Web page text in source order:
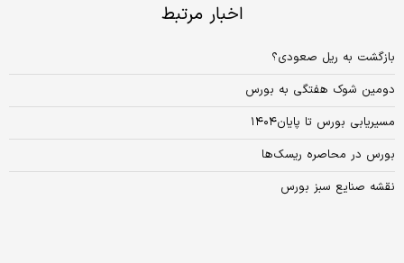
اخبار مرتبط
بازگشت به ریل صعودی؟
دومین شوک هفتگی به بورس
مسیریابی بورس تا پایان۱۴۰۴
بورس در محاصره ریسک‌ها
نقشه صنایع سبز بورس